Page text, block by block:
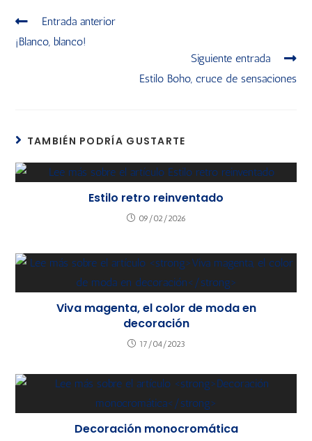
Entrada anterior
¡Blanco, blanco!
Siguiente entrada
Estilo Boho, cruce de sensaciones
TAMBIÉN PODRÍA GUSTARTE
Estilo retro reinventado
09/02/2026
Viva magenta, el color de moda en
decoración
17/04/2023
Decoración monocromática